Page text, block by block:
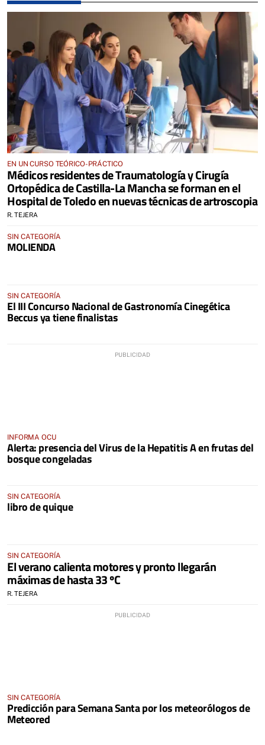
EN UN CURSO TEÓRICO-PRÁCTICO
Médicos residentes de Traumatología y Cirugía
Ortopédica de Castilla-La Mancha se forman en el
Hospital de Toledo en nuevas técnicas de artroscopia
R. TEJERA
SIN CATEGORÍA
MOLIENDA
SIN CATEGORÍA
El III Concurso Nacional de Gastronomía Cinegética
Beccus ya tiene finalistas
INFORMA OCU
Alerta: presencia del Virus de la Hepatitis A en frutas del
bosque congeladas
SIN CATEGORÍA
libro de quique
SIN CATEGORÍA
El verano calienta motores y pronto llegarán
máximas de hasta 33 ºC
R. TEJERA
SIN CATEGORÍA
Predicción para Semana Santa por los meteorólogos de
Meteored